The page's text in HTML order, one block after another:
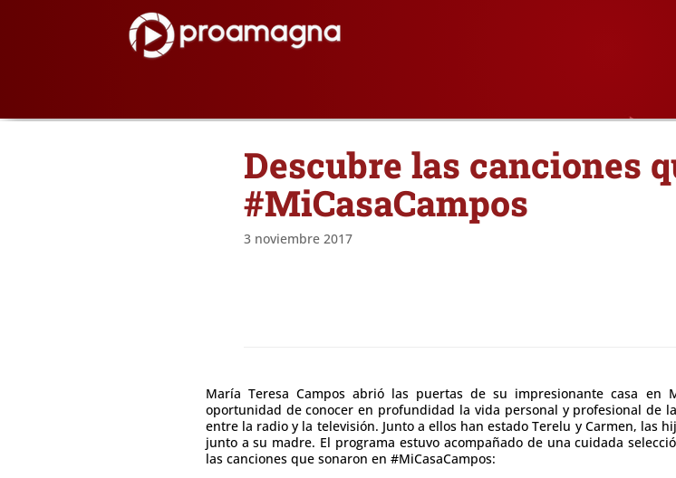
Descubre las canciones
#MiCasaCampos
3 noviembre 2017
María Teresa Campos abrió las puertas de su impresionante casa
oportunidad de conocer en profundidad la vida personal y profesional de
entre la radio y la televisión. Junto a ellos han estado Terelu y Carmen, las
junto a su madre. El programa estuvo acompañado de una cuidada
las canciones que sonaron en #MiCasaCampos: